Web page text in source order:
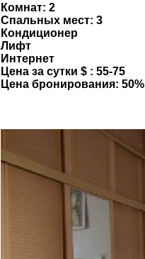
Комнат: 2
Спальных мест: 3
Кондиционер
Лифт
Интернет
Цена за сутки $ : 55-75
Цена бронирования: 50%